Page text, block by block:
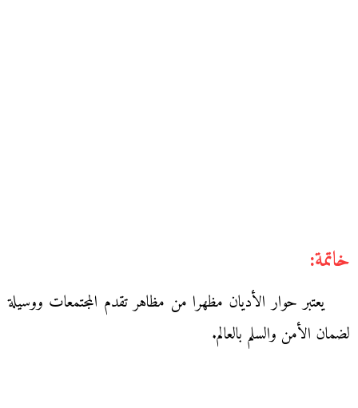
خاتمة:
يعتبر حوار الأديان مظهرا من مظاهر تقدم المجتمعات ووسيلة
لضمان الأمن والسلم بالعالم.